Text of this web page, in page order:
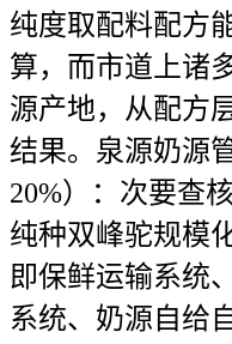
纯度取配料配方
算，而市道上诸
源产地，从配方
结果。泉源奶源
20%）：次要查
纯种双峰驼规模
即保鲜运输系统
系统、奶源自给